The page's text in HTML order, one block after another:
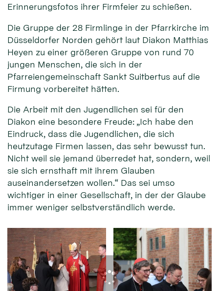
Erinnerungsfotos ihrer Firmfeier zu schießen.
Die Gruppe der 28 Firmlinge in der Pfarrkirche im
Düsseldorfer Norden gehört laut Diakon Matthias
Heyen zu einer größeren Gruppe von rund 70
jungen Menschen, die sich in der
Pfarreiengemeinschaft Sankt Suitbertus auf die
Firmung vorbereitet hätten.
Die Arbeit mit den Jugendlichen sei für den
Diakon eine besondere Freude: „Ich habe den
Eindruck, dass die Jugendlichen, die sich
heutzutage Firmen lassen, das sehr bewusst tun.
Nicht weil sie jemand überredet hat, sondern, weil
sie sich ernsthaft mit ihrem Glauben
auseinandersetzen wollen.“ Das sei umso
wichtiger in einer Gesellschaft, in der der Glaube
immer weniger selbstverständlich werde.